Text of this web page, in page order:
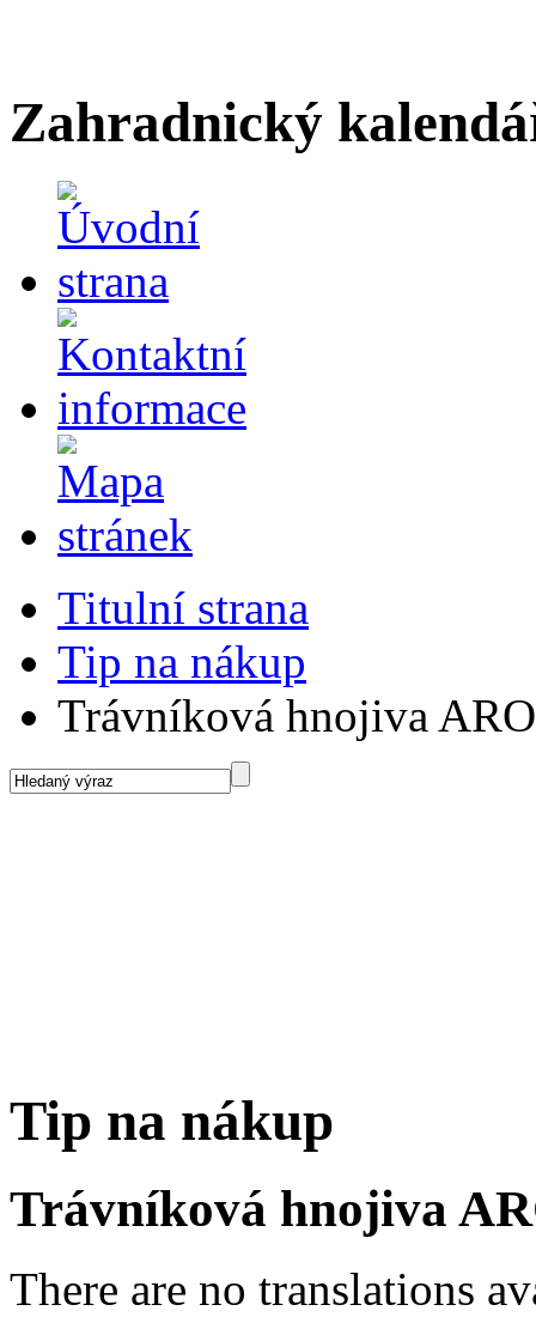
Zahradnický
Titulní strana
Tip na nákup
Trávníková hnojiva
Tip na nákup
Trávníková hnojiva
There are no translations